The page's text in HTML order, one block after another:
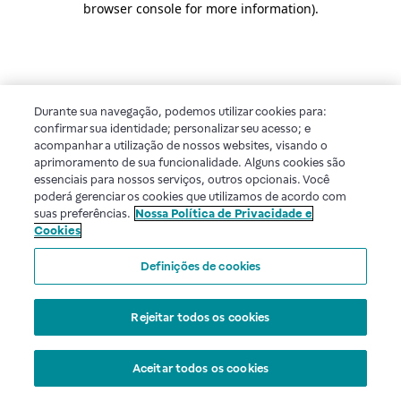
browser console for more information).
Durante sua navegação, podemos utilizar cookies para:
confirmar sua identidade; personalizar seu acesso; e
acompanhar a utilização de nossos websites, visando o
aprimoramento de sua funcionalidade. Alguns cookies são
essenciais para nossos serviços, outros opcionais. Você
poderá gerenciar os cookies que utilizamos de acordo com
suas preferências. Nossa Política de Privacidade e
Cookies
Definições de cookies
Rejeitar todos os cookies
Aceitar todos os cookies